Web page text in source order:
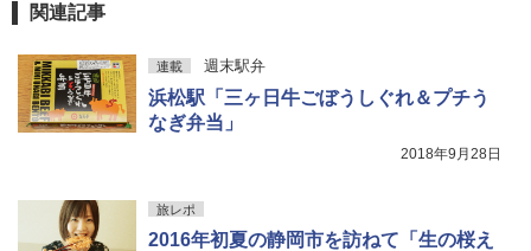
関連記事
連載 週末駅弁
浜松駅「三ヶ日牛ごぼうしぐれ＆プチう
なぎ弁当」
2018年9月28日
旅レポ
2016年初夏の静岡市を訪ねて「生の桜え